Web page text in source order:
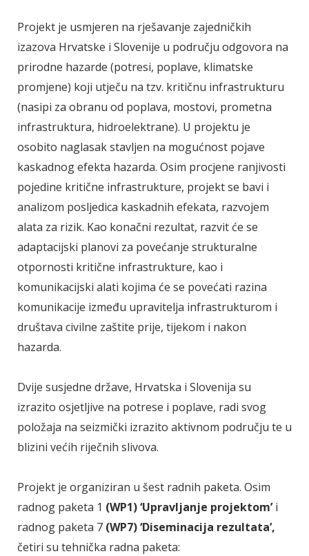
Projekt je usmjeren na rješavanje zajedničkih
izazova Hrvatske i Slovenije u području odgovora na
prirodne hazarde (potresi, poplave, klimatske
promjene) koji utječu na tzv. kritičnu infrastrukturu
(nasipi za obranu od poplava, mostovi, prometna
infrastruktura, hidroelektrane). U projektu je
osobito naglasak stavljen na mogućnost pojave
kaskadnog efekta hazarda. Osim procjene ranjivosti
pojedine kritične infrastrukture, projekt se bavi i
analizom posljedica kaskadnih efekata, razvojem
alata za rizik. Kao konačni rezultat, razvit će se
adaptacijski planovi za povećanje strukturalne
otpornosti kritične infrastrukture, kao i
komunikacijski alati kojima će se povećati razina
komunikacije između upravitelja infrastrukturom i
društava civilne zaštite prije, tijekom i nakon
hazarda.
Dvije susjedne države, Hrvatska i Slovenija su
izrazito osjetljive na potrese i poplave, radi svog
položaja na seizmički izrazito aktivnom području te u
blizini većih riječnih slivova.
Projekt je organiziran u šest radnih paketa. Osim
radnog paketa 1 (WP1) ‘Upravljanje projektom’i
radnog paketa 7 (WP7) ‘Diseminacija rezultata’,
četiri su tehnička radna paketa: